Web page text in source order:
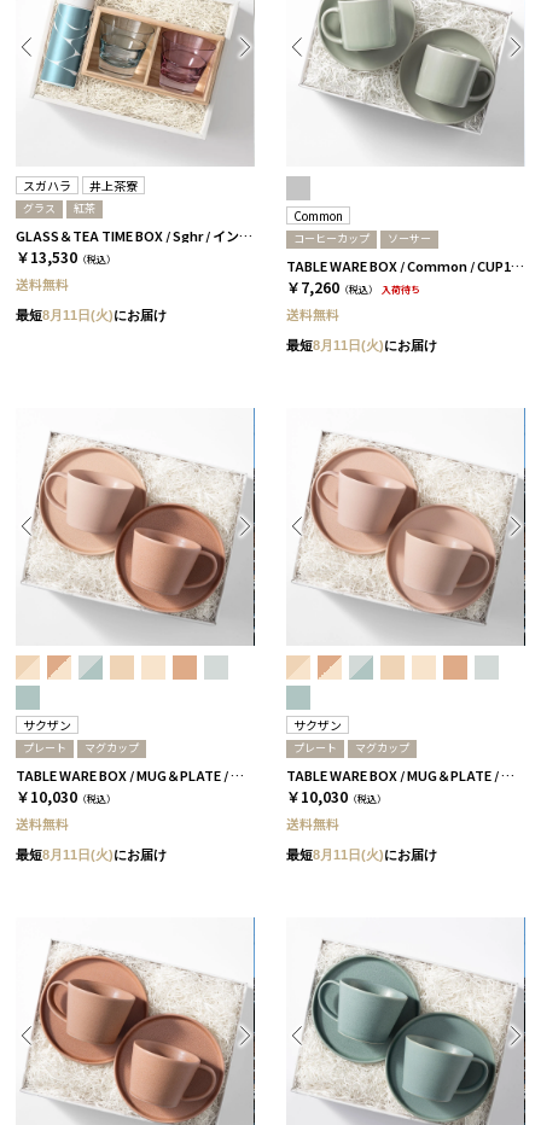
スガハラ 井上茶寮
グラス 紅茶
GLASS＆TEA TIME BOX / Sghr / インディゴ＆ワインレッド
￥13,530 （税込）
送料無料
最短8月11日(火)にお届け
Common
コーヒーカップ ソーサー
TABLE WARE BOX / Common / CUP180ml&SAUCER / グレー［コモン］
￥7,260 （税込） 入荷待ち
送料無料
最短8月11日(火)にお届け
サクザン
プレート マグカップ
TABLE WARE BOX / MUG＆PLATE / テラコッタ＆コーラルベージュ［サクザン×HYACCA］
￥10,030 （税込）
送料無料
最短8月11日(火)にお届け
サクザン
プレート マグカップ
TABLE WARE BOX / MUG＆PLATE / コーラルベージュ［サクザン×HYACCA］
￥10,030 （税込）
送料無料
最短8月11日(火)にお届け